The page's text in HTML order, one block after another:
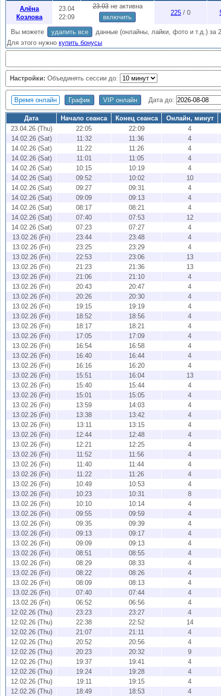
онлайн.
Внимание: Активность 2 недели, чтобы продлить купите бонусы
(1
месяца, вы можете скачать все онлайны по кнопке
Алёна
Козлова
23.04
22:09
23.03не активна
включить
225 / 0
Вы можете удалить все
данные (онлайны, лайки, фото и т.д.) за
Для этого нужно купить бонусы
Настройки: Объединять сессии до:
Время онлайн График VIP онлайн Дата до:
Дата Начало сеанса Конец сеанса
Онлайн, минут
23.04.26 (Thu)
22:05 22:09
4
14.02.26 (Sat)
11:32 11:36
4
14.02.26 (Sat)
11:22 11:26
4
14.02.26 (Sat)
11:01 11:05
4
14.02.26 (Sat)
10:15 10:19
4
14.02.26 (Sat)
09:52 10:02
10
14.02.26 (Sat)
09:27 09:31
4
14.02.26 (Sat)
09:09 09:13
4
14.02.26 (Sat)
08:17 08:21
4
14.02.26 (Sat)
07:40 07:53
12
14.02.26 (Sat)
07:23 07:27
4
13.02.26 (Fri)
23:44 23:48
4
13.02.26 (Fri)
23:25 23:29
4
13.02.26 (Fri)
22:53 23:06
13
13.02.26 (Fri)
21:23 21:36
13
13.02.26 (Fri)
21:06 21:10
4
13.02.26 (Fri)
20:43 20:47
4
13.02.26 (Fri)
20:26 20:30
4
13.02.26 (Fri)
19:15 19:19
4
13.02.26 (Fri)
18:52 18:56
4
13.02.26 (Fri)
18:17 18:21
4
13.02.26 (Fri)
17:05 17:09
4
13.02.26 (Fri)
16:54 16:58
4
13.02.26 (Fri)
16:40 16:44
4
13.02.26 (Fri)
16:16 16:20
4
13.02.26 (Fri)
15:51 16:04
13
13.02.26 (Fri)
15:40 15:44
4
13.02.26 (Fri)
15:01 15:05
4
13.02.26 (Fri)
13:59 14:03
4
13.02.26 (Fri)
13:38 13:42
4
13.02.26 (Fri)
13:11 13:15
4
13.02.26 (Fri)
12:44 12:48
4
13.02.26 (Fri)
12:21 12:25
4
13.02.26 (Fri)
11:52 11:56
4
13.02.26 (Fri)
11:40 11:44
4
13.02.26 (Fri)
11:22 11:26
4
13.02.26 (Fri)
10:49 10:53
4
13.02.26 (Fri)
10:23 10:31
8
13.02.26 (Fri)
10:10 10:14
4
13.02.26 (Fri)
09:55 09:59
4
13.02.26 (Fri)
09:35 09:39
4
13.02.26 (Fri)
09:13 09:17
4
13.02.26 (Fri)
09:09 09:13
4
13.02.26 (Fri)
08:51 08:55
4
13.02.26 (Fri)
08:29 08:33
4
13.02.26 (Fri)
08:22 08:26
4
13.02.26 (Fri)
08:09 08:13
4
13.02.26 (Fri)
07:40 07:44
4
13.02.26 (Fri)
06:52 06:56
4
12.02.26 (Thu)
23:23 23:27
4
12.02.26 (Thu)
22:38 22:52
14
12.02.26 (Thu)
21:07 21:11
4
12.02.26 (Thu)
20:52 20:56
4
12.02.26 (Thu)
20:23 20:32
9
12.02.26 (Thu)
19:37 19:41
4
12.02.26 (Thu)
19:24 19:28
4
12.02.26 (Thu)
19:11 19:15
4
12.02.26 (Thu)
18:49 18:53
4